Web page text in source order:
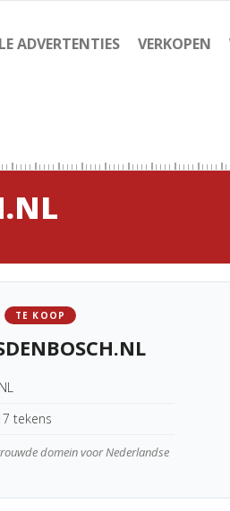
ADVERTENTIES VERKOPEN
TE KOOP
tekens
domein voor Nederlandse